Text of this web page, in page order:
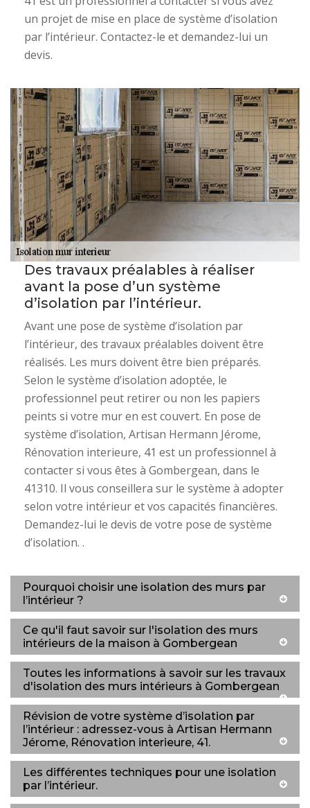
un projet de mise en place de système d’isolation
par l’intérieur. Contactez-le et demandez-lui un
devis.
Des travaux préalables à réaliser
avant la pose d’un système
d’isolation par l’intérieur.
Avant une pose de système d’isolation par
l’intérieur, des travaux préalables doivent être
réalisés. Les murs doivent être bien préparés.
Selon le système d’isolation adoptée, le
professionnel peut retirer ou non les papiers
peints si votre mur en est couvert. En pose de
système d’isolation, Artisan Hermann Jérome,
Rénovation interieure, 41 est un professionnel à
contacter si vous êtes à Gombergean, dans le
41310. Il vous conseillera sur le système à adopter
selon votre intérieur et vos capacités financières.
Demandez-lui le devis de votre pose de système
d’isolation. .
Pourquoi choisir une isolation des murs par
l’intérieur ?
Ce qu'il faut savoir sur l'isolation des murs
intérieurs de la maison à Gombergean
Toutes les informations à savoir sur les travaux
d'isolation des murs intérieurs à Gombergean
Révision de votre système d’isolation par
l’intérieur : adressez-vous à Artisan Hermann
Jérome, Rénovation interieure, 41.
Les différentes techniques pour une isolation
par l’intérieur.